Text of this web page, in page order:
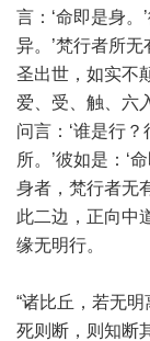
言：‘命即是身。
异。’梵行者所
圣出世，如实不
爱、受、触、六
问言：‘谁是行
所。’彼如是：‘
身者，梵行者无
此二边，正向中
缘无明行。
“诸比丘，若无
死则断，则知断